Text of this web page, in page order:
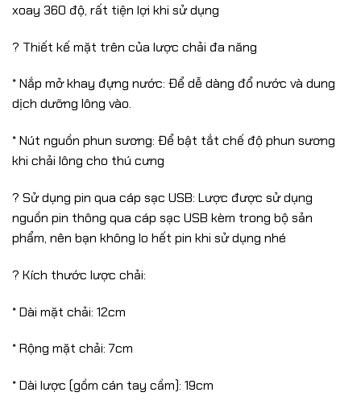
xoay 360 độ, rất tiện lợi khi sử dụng
? Thiết kế mặt trên của lược chải đa năng
* Nắp mở khay đựng nước: Để dễ dàng đổ nước và dung
dịch dưỡng lông vào.
* Nút nguồn phun sương: Để bật tắt chế độ phun sương
khi chải lông cho thú cưng
? Sử dụng pin qua cáp sạc USB: Lược được sử dụng
nguồn pin thông qua cáp sạc USB kèm trong bộ sản
phẩm, nên bạn không lo hết pin khi sử dụng nhé
? Kích thước lược chải:
* Dài mặt chải: 12cm
* Rộng mặt chải: 7cm
* Dài lược (gồm cán tay cầm): 19cm